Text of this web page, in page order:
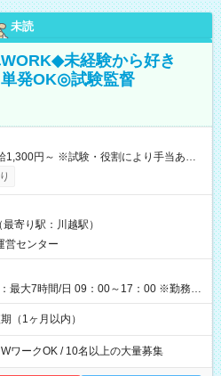
未読
未経験から好き
発OK◎試験監督
り 【即給（前払い）オプションあ
、勤務から1週間ほどで給与の一部を受け
8:30～17:30（休憩1時間） 時給1,300円
＋交通費 ※当日の役割により時給＋100
験 7:00～13:30（休憩なし） 時給1,300
時間＝日収8,400円＋交通費 【試用期
寄り駅：川越駅）
営センター
最大7時間/日 09：00～17：00 ※勤務時
ります。
（1ヶ月以内）
ワークOK / 10名以上の大量募集